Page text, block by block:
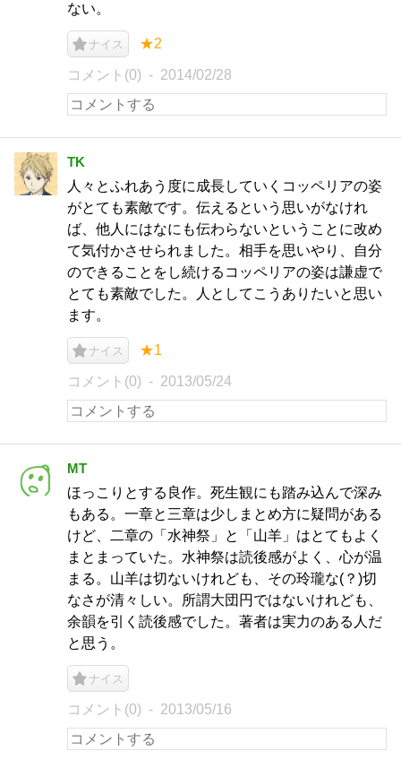
ない。
ナイス ★2
コメント(0) 2014/02/28
TK
人々とふれあう度に成長していくコッペリアの姿
がとても素敵です。伝えるという思いがなけれ
ば、他人にはなにも伝わらないということに改め
て気付かさせられました。相手を思いやり、自分
のできることをし続けるコッペリアの姿は謙虚で
とても素敵でした。人としてこうありたいと思い
ます。
ナイス ★1
コメント(0) 2013/05/24
MT
ほっこりとする良作。死生観にも踏み込んで深み
もある。一章と三章は少しまとめ方に疑問がある
けど、二章の「水神祭」と「山羊」はとてもよく
まとまっていた。水神祭は読後感がよく、心が温
まる。山羊は切ないけれども、その玲瓏な(？)切
なさが清々しい。所謂大団円ではないけれども、
余韻を引く読後感でした。著者は実力のある人だ
と思う。
ナイス
コメント(0) 2013/05/16